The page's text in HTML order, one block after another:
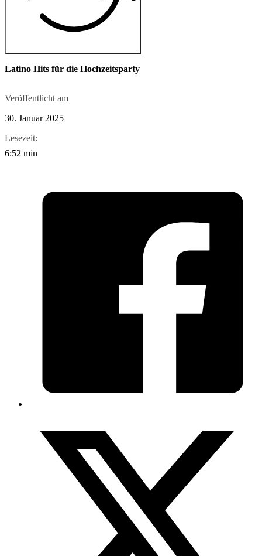
Latino Hits für die Hochzeitsparty
Veröffentlicht am
30. Januar 2025
Lesezeit:
6:52 min